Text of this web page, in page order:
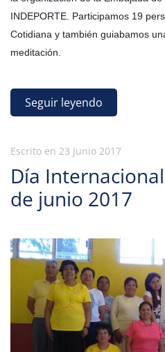
INDEPORTE. Participamos 19
Cotidiana y también guiabamos
meditación.
Seguir leyendo
Escrito en 23 Junio 2017
Día
de junio 2017